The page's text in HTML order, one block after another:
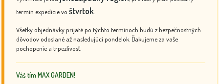
termín expedície vo štvrtok
Všetky objednávky prijaté po týchto termínoch budú z bezpečnostných
dôvodov odoslané až nasledujúci pondelok. Ďakujeme za vaše
pochopenie a trpezlivosť.
Váš tím MAX GARDEN!